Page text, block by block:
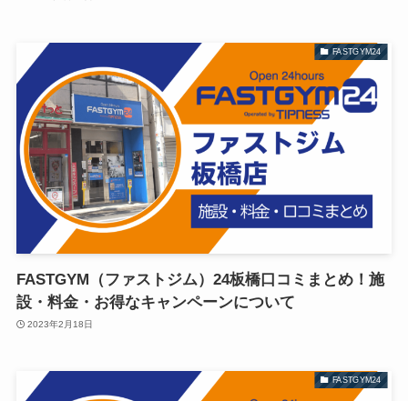
FASTGYM24
FASTGYM（ファストジム）24板橋口コミまとめ！施
設・料金・お得なキャンペーンについて
2023年2月18日
FASTGYM24